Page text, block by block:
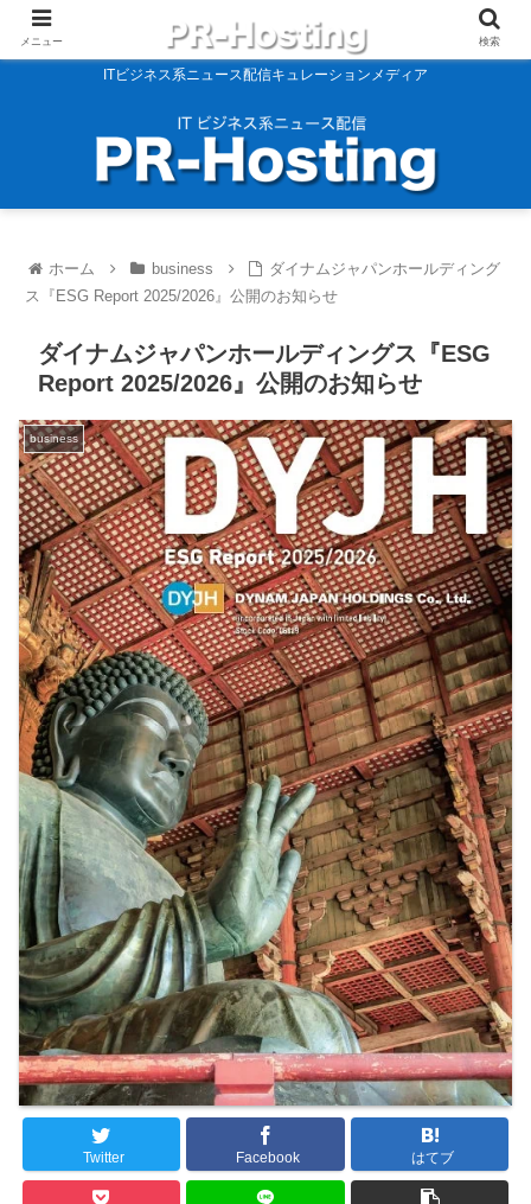
ITビジネス系ニュース配信キュレーションメディア
ホーム business
ダイナムジャパンホールディング
ス『ESG Report 2025/2026』公開のお知らせ
ダイナムジャパンホールディングス『ESG
Report 2025/2026』公開のお知らせ
business
Twitter Facebook はてブ
メニュー 検索